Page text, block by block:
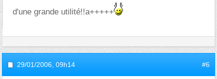
d'une grande utilité!!a+++++
29/01/2006, 09h14 #6